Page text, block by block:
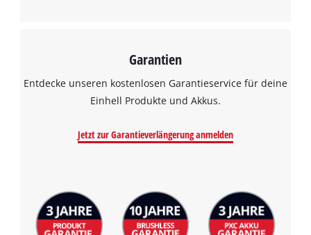
Garantien
Entdecke unseren kostenlosen Garantieservice für deine
Einhell Produkte und Akkus.
Jetzt zur Garantieverlängerung anmelden